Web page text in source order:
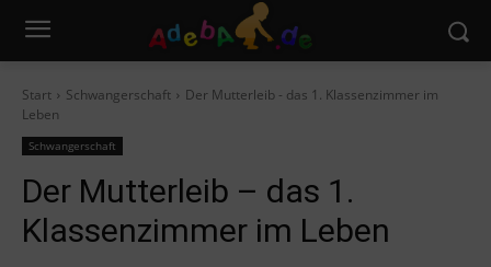
Start Schwangerschaft
Der Mutterleib - das 1. Klassenzimmer im
Leben
Schwangerschaft
Der Mutterleib – das 1.
Klassenzimmer im Leben